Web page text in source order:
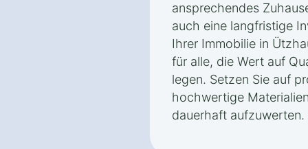
ansprechendes
auch eine langfristige
Ihrer Immobilie in
für alle, die Wert auf
legen. Setzen Sie auf
hochwertige
dauerhaft aufzuwerten.